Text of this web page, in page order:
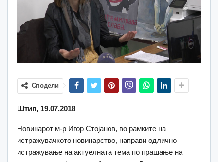
Сподели
Штип, 19.07.2018
Новинарот м-р Игор Стојанов, во рамките на
истражувачкото новинарство, направи одлично
истражување на актуелната тема по прашање на